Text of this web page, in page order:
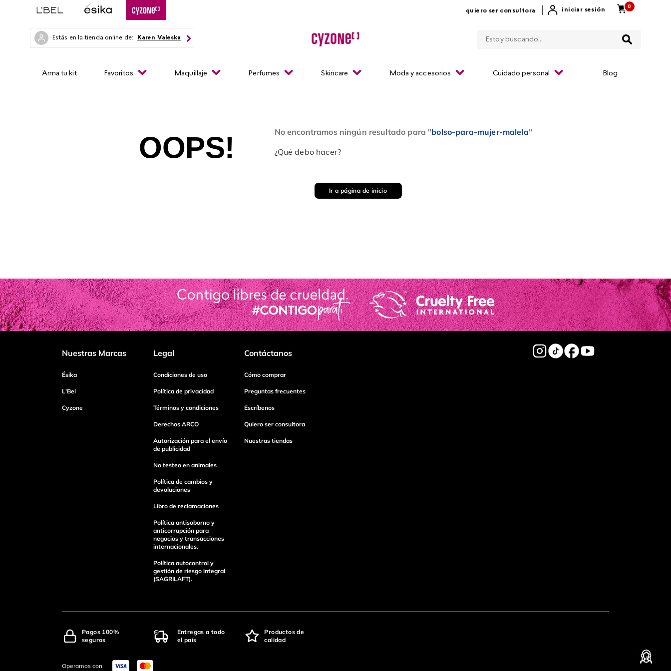
quiero ser consultora iniciar sesión
0
Estás en la tienda online de: Karen Valeska
Arma tu kit Favoritos Maquillaje Perfumes Skincare Moda y accesorios Cuidado personal Blog
OOPS! No encontramos ningún resultado para "bolso-para-mujer-malela"
¿Qué debo hacer?
Ir a página de inicio
Nuestras Marcas
Ésika
L'Bel
Cyzone
Legal
Condiciones de uso
Política de privacidad
Términos y condiciones
Derechos ARCO
Autorización para el envío
de publicidad
No testeo en animales
Política de cambios y
devoluciones
Libro de reclamaciones
Política antisoborno y
anticorrupción para
negocios y transacciones
internacionales.
Política autocontrol y
gestión de riesgo integral
(SAGRILAFT).
Contáctanos
Cómo comprar
Preguntas frecuentes
Escríbenos
Quiero ser consultora
Nuestras tiendas
Pagos 100%
seguros
Entregas a todo
el país
Productos de
calidad
Operamos con